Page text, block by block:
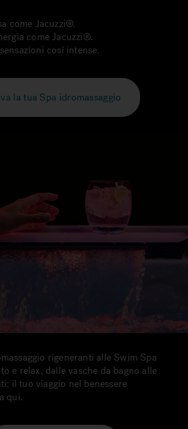
come Jacuzzi®.
come Jacuzzi®.
così intense.
la tua Spa idromassaggio
rigeneranti alle Swim Spa
e relax, dalle vasche da bagno alle
il tuo viaggio nel benessere
qui.